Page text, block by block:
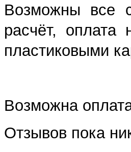
Возможны все
расчёт, оплата
пластиковыми
Возможна
Отзывов пока